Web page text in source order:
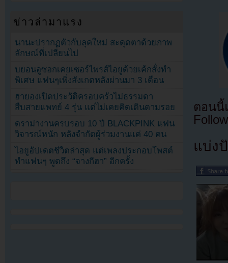
ตอนนี้
แบ่ง
ข่าวล่ามาแรง
นานะปรากฏตัวกับลุคใหม่ สะดุดตาด้วยภาพ
ลักษณ์ที่เปลี่ยนไป
บยอนอูซอกเคยเซอร์ไพรส์ไอยูด้วยเค้กสั่งทำ
พิเศษ แฟนๆเพิ่งสังเกตหลังผ่านมา 3 เดือน
ฮายองเปิดประวัติครอบครัวไม่ธรรมดา
สืบสายแพทย์ 4 รุ่น แต่ไม่เคยคิดเดินตามรอย
ดราม่างานครบรอบ 10 ปี BLACKPINK แฟน
วิจารณ์หนัก หลังจำกัดผู้ร่วมงานแค่ 40 คน
ไอยูอัปเดตชีวิตล่าสุด แต่เพลงประกอบโพสต์
ทำแฟนๆ พูดถึง “จางกีฮา” อีกครั้ง